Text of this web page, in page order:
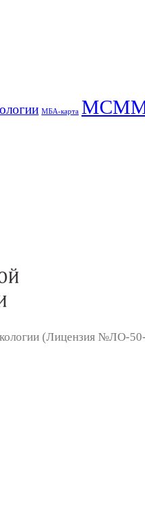
МБА-карта
(Лицензия №ЛО-